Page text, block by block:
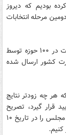
بودیم که دیروز
دومین مرحله انتخابات
وی افزود: همچنین دیروز اعلام شد که نتایج انتخابات در ۱۰۰ حوزه توسط
۵۰حوزه برای وزارت کشور ارسال شده
هر چه زود‌تر نتایج
قرار گیرد، تصریح
کرد: ما آمادگی کامل را داریم که مرحله دوم انتخابات مجلس را در تاریخ ۱۰